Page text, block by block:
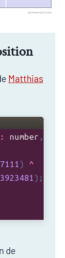
Matthias
de